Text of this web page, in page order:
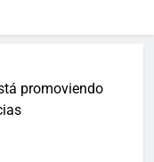
promoviendo